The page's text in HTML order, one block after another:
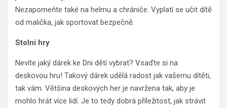
Nezapomeňte také na helmu a chrániče. Vyplatí se učit dítě
od malička, jak sportovat bezpečně.
Stolní hry
Nevíte jaký dárek ke Dni dětí vybrat? Vsaďte si na
deskovou hru! Takový dárek udělá radost jak vašemu dítěti,
tak vám. Většina deskových her je navržena tak, aby je
mohlo hrát více lidí. Je to tedy dobrá příležitost, jak strávit